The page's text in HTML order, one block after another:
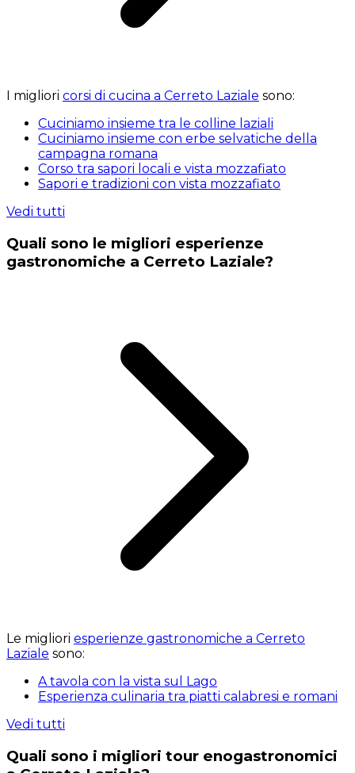
I migliori corsi di cucina a Cerreto Laziale sono:
Cuciniamo insieme tra le colline laziali
Cuciniamo insieme con erbe selvatiche della
campagna romana
Corso tra sapori locali e vista mozzafiato
Sapori e tradizioni con vista mozzafiato
Vedi tutti
Quali sono le migliori esperienze
gastronomiche a Cerreto Laziale?
Le migliori esperienze gastronomiche a Cerreto
Laziale sono:
A tavola con la vista sul Lago
Esperienza culinaria tra piatti calabresi e romani
Vedi tutti
Quali sono i migliori tour enogastronomici